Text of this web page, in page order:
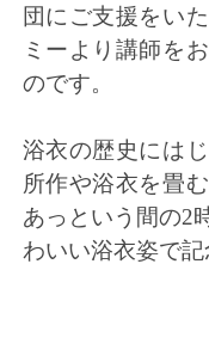
団にご支援をいた
ミーより講師を
のです。
浴衣の歴史には
所作や浴衣を畳
あっという間の2
わいい浴衣姿で記